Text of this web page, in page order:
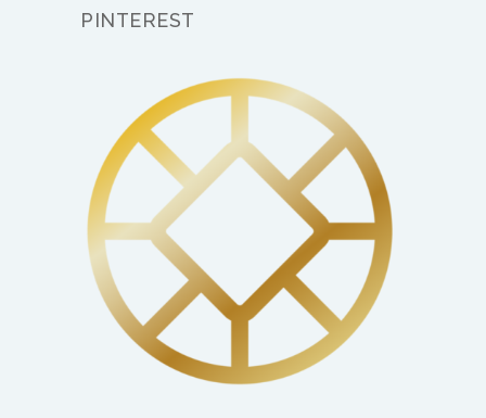
PINTEREST